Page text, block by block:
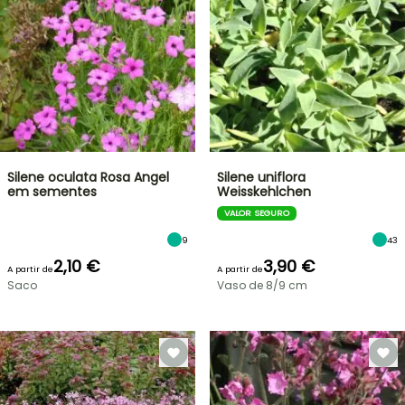
Silene oculata Rosa Angel
em sementes
9
A partir de2,10 €
Saco
Silene uniflora
Weisskehlchen
VALOR SEGURO
43
A partir de3,90 €
Vaso de 8/9 cm